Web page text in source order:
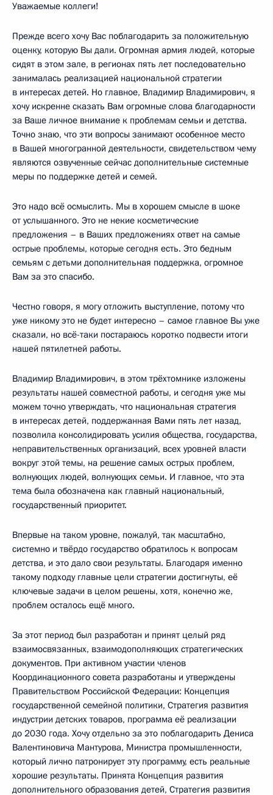
Уважаемые коллеги!
Прежде всего хочу Вас поблагодарить за положительную
оценку, которую Вы дали. Огромная армия людей, которые
сидят в этом зале, в регионах пять лет последовательно
занималась реализацией национальной стратегии
в интересах детей. Но главное, Владимир Владимирович, я
хочу искренне сказать Вам огромные слова благодарности
за Ваше личное внимание к проблемам семьи и детства.
Точно знаю, что эти вопросы занимают особенное место
в Вашей многогранной деятельности, свидетельством чему
являются озвученные сейчас дополнительные системные
меры по поддержке детей и семей.
Это надо всё осмыслить. Мы в хорошем смысле в шоке
от услышанного. Это не некие косметические
предложения – в Ваших предложениях ответ на самые
острые проблемы, которые сегодня есть. Это бедным
семьям с детьми дополнительная поддержка, огромное
Вам за это спасибо.
Честно говоря, я могу отложить выступление, потому что
уже никому это не будет интересно – самое главное Вы уже
сказали, но всё-таки постараюсь коротко подвести итоги
нашей пятилетней работы.
Владимир Владимирович, в этом трёхтомнике изложены
результаты нашей совместной работы, и сегодня уже мы
можем точно утверждать, что национальная стратегия
в интересах детей, поддержанная Вами пять лет назад,
позволила консолидировать усилия общества, государства,
неправительственных организаций, всех уровней власти
вокруг этой темы, на решение самых острых проблем,
волнующих людей, волнующих семьи. И главное, что эта
тема была обозначена как главный национальный,
государственный приоритет.
Впервые на таком уровне, пожалуй, так масштабно,
системно и твёрдо государство обратилось к вопросам
детства, и это дало свои результаты. Благодаря именно
такому подходу главные цели стратегии достигнуты, её
ключевые задачи в целом решены, хотя, конечно же,
проблем осталось ещё много.
За этот период был разработан и принят целый ряд
взаимосвязанных, взаимодополняющих стратегических
документов. При активном участии членов
Координационного совета разработаны и утверждены
Правительством Российской Федерации: Концепция
государственной семейной политики, Стратегия развития
индустрии детских товаров, программа её реализации
до 2030 года. Хочу отдельно за это поблагодарить Дениса
Валентиновича Мантурова, Министра промышленности,
который лично патронирует эту программу, есть реальные
хорошие результаты. Принята Концепция развития
дополнительного образования детей, Стратегия развития